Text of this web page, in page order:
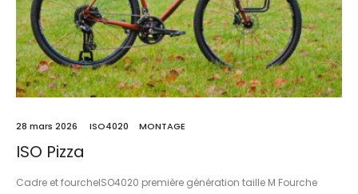
28 mars 2026 ISO4020 MONTAGE
ISO Pizza
Cadre et fourcheISO4020 première génération taille M Fourche